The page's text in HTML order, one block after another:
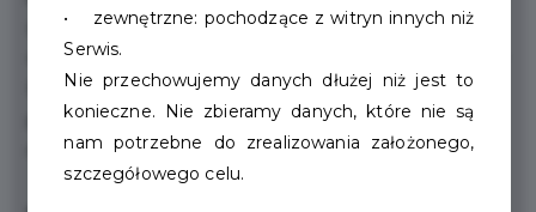
gwarantujące najwyższą jakość. Dodatkowo, w naszej
ofercie znajdują się świeże dania garmażeryjne, produkty
BIO, wegetariańskie i wegańskie, a także sezonowe
promocje mięsne. Codziennie dostarczamy świeże
mięso, wędzonki, kiełbasy, warzywa, owoce i pieczywo.
• zewnętrzne: pochodzące z witryn innych niż
Serwis.
Nie przechowujemy danych dłużej niż jest to
konieczne. Nie zbieramy danych, które nie są
nam potrzebne do zrealizowania założonego,
szczegółowego celu.